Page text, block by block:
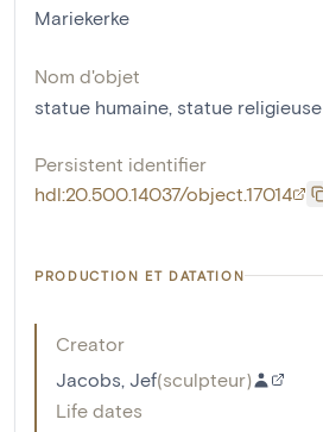
Mariekerke
Nom d'objet
statue humaine statue religieuse
Persistent identifier
hdl:20.500.14037/object.17014
PRODUCTION ET DATATION
Creator
Jacobs, Jef(sculpteur)
Life dates